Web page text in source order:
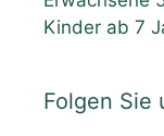
Kinder ab 7
Folgen Sie